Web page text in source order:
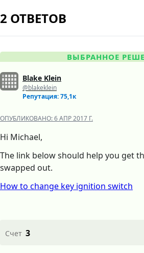
2 ОТВЕТОВ
ВЫБРАННОЕ
Blake Klein
@blakeklein
Репутация: 75,1к
ОПУБЛИКОВАНО:6 АПР 2017 Г.
Hi Michael,
The link below should help you get
swapped out.
How to change key ignition switch
Счет 3